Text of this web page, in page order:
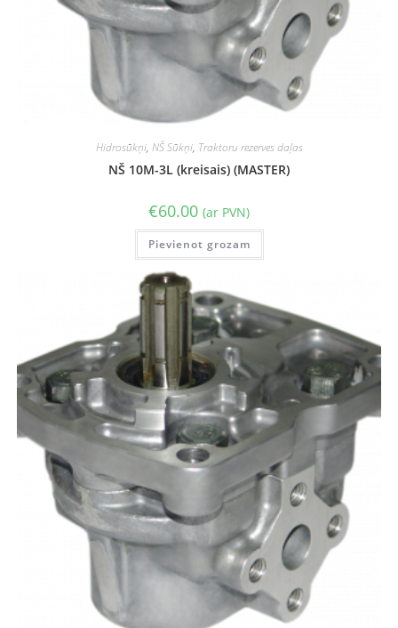
Hidrosūkņi, NŠ Sūkņi, Traktoru rezerves daļas
NŠ 10M-3L (kreisais) (MASTER)
€60.00 (ar PVN)
Pievienot grozam